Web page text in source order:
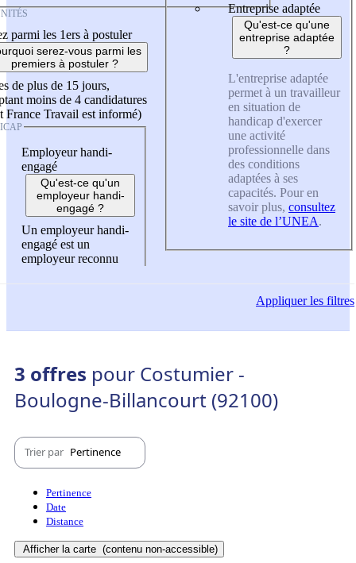
parmi les 1ers à postuler
serez-vous parmi les
premiers à postuler ?
de plus de 15 jours,
moins de 4 candidatures
France Travail est informé)
Employeur handi-
engagé
Qu'est-ce qu'un
employeur handi-
engagé ?
Un employeur handi-
engagé est un
employeur reconnu
Entreprise adaptée
Qu'est-ce qu'une
entreprise adaptée
?
L'entreprise adaptée
permet à un travailleur
en situation de
handicap d'exercer
une activité
professionnelle dans
des conditions
adaptées à ses
capacités. Pour en
savoir plus, consultez
le site de l’UNEA.
Appliquerles filtres
3 offres pour Costumier -
Boulogne-Billancourt (92100)
Trier par Pertinence
Pertinence
Date
Distance
Afficher la carte (contenu non-accessible)